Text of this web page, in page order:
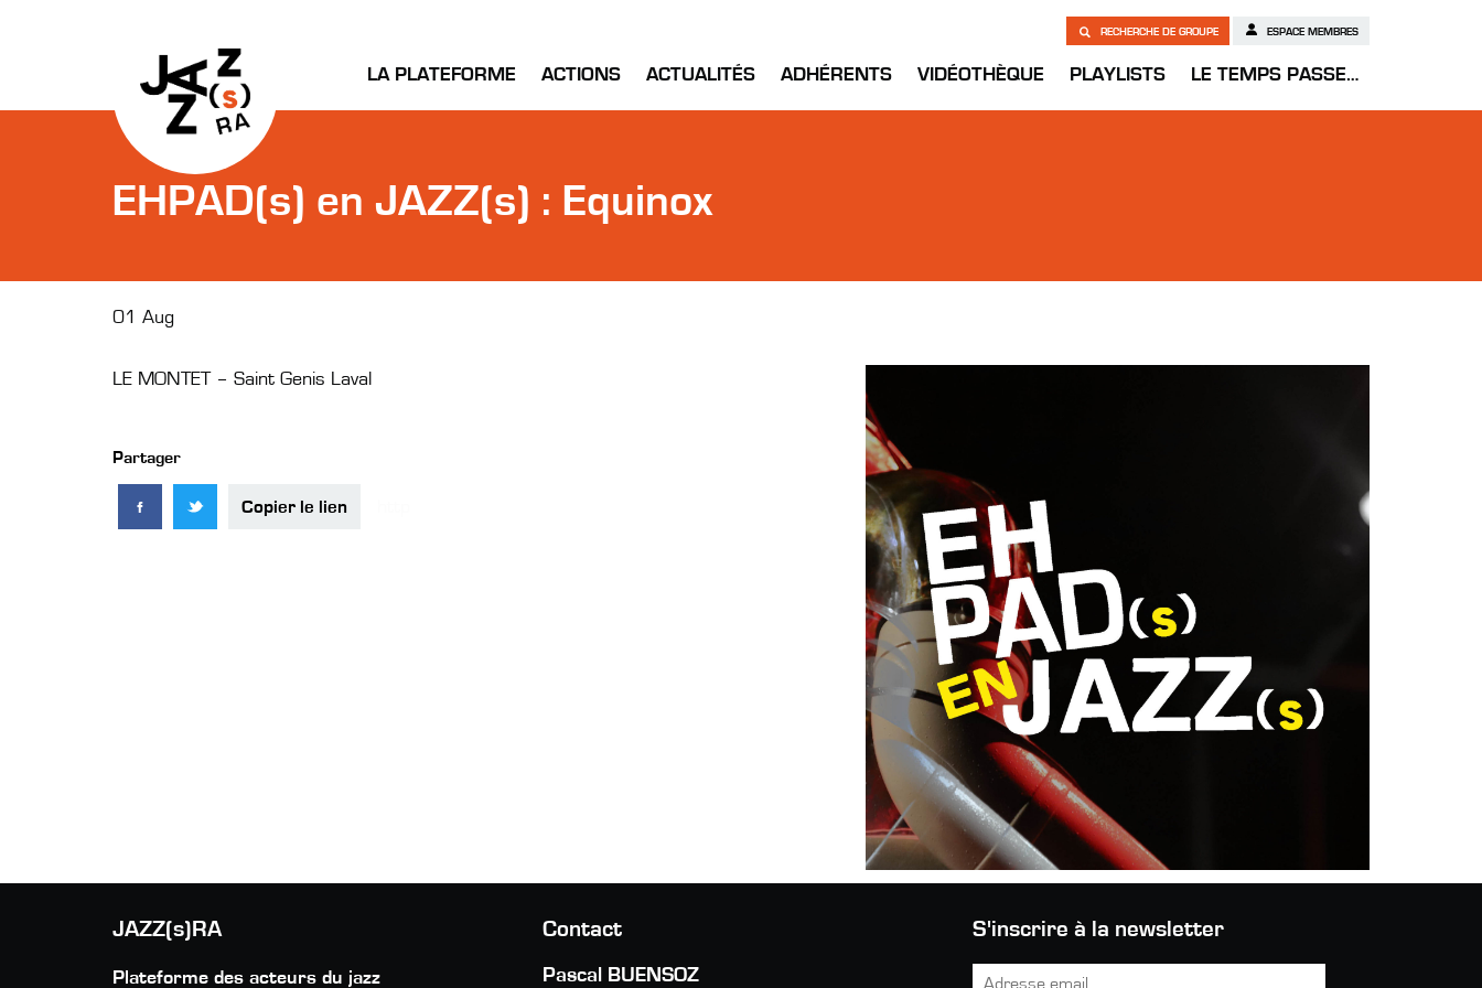
LA PLATEFORME ACTIONS ACTUALITÉS ADHÉRENTS VIDÉOTHÈQUE PLAYLISTS LE TEMPS PASSE…
RECHERCHE DE GROUPE ESPACE MEMBRES
EHPAD(s) en JAZZ(s) : Equinox
01 Aug
LE MONTET – Saint Genis Laval
Partager
Copier le lien
JAZZ(s)RA
Plateforme des acteurs du jazz
Contact
Pascal BUENSOZ
S'inscrire à la newsletter